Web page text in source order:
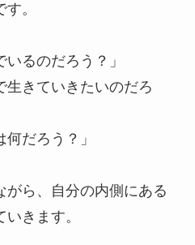
。
いるのだろう？」
生きていきたいのだろ
何だろう？」
がら、自分の内側にある
きます。